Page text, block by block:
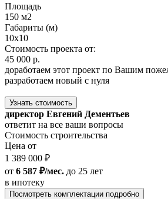
Площадь
150 м2
Габариты (м)
10х10
Стоимость проекта от:
45 000 р.
доработаем этот проект по Вашим
разработаем новый с нуля
Узнать стоимость
директор Евгений Дементьев
ответит на все ваши вопросы
Стоимость строительства
Цена от
1 389 000 ₽
от 6 587 ₽/мес. до 25 лет
в ипотеку
Посмотреть комплектации подробно